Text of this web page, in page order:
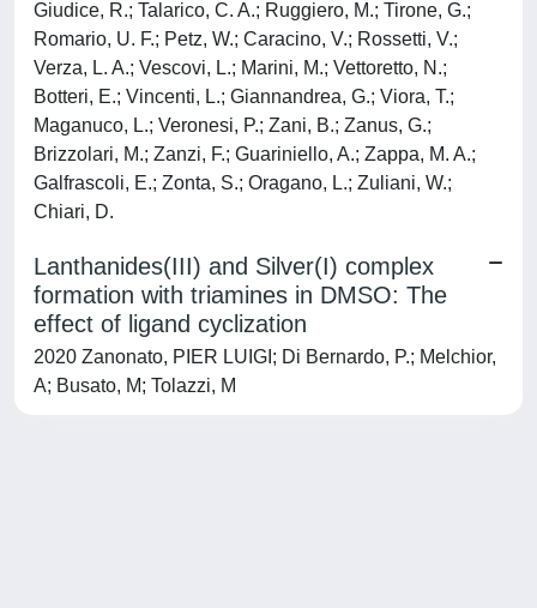
Giudice, R.; Talarico, C. A.; Ruggiero, M.; Tirone, G.;
Romario, U. F.; Petz, W.; Caracino, V.; Rossetti, V.;
Verza, L. A.; Vescovi, L.; Marini, M.; Vettoretto, N.;
Botteri, E.; Vincenti, L.; Giannandrea, G.; Viora, T.;
Maganuco, L.; Veronesi, P.; Zani, B.; Zanus, G.;
Brizzolari, M.; Zanzi, F.; Guariniello, A.; Zappa, M. A.;
Galfrascoli, E.; Zonta, S.; Oragano, L.; Zuliani, W.;
Chiari, D.
Lanthanides(III) and Silver(I) complex
formation with triamines in DMSO: The
effect of ligand cyclization
2020 Zanonato, PIER LUIGI; Di Bernardo, P.; Melchior,
A; Busato, M; Tolazzi, M